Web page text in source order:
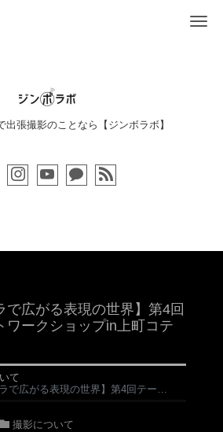
出張撮影のことなら【ジンボラボ】
で広がる表現の世界】第4回
ワークショップin上町コテ
て
現の世界】第4回テーブルフォトワークショップin上町コテジ
撮影について